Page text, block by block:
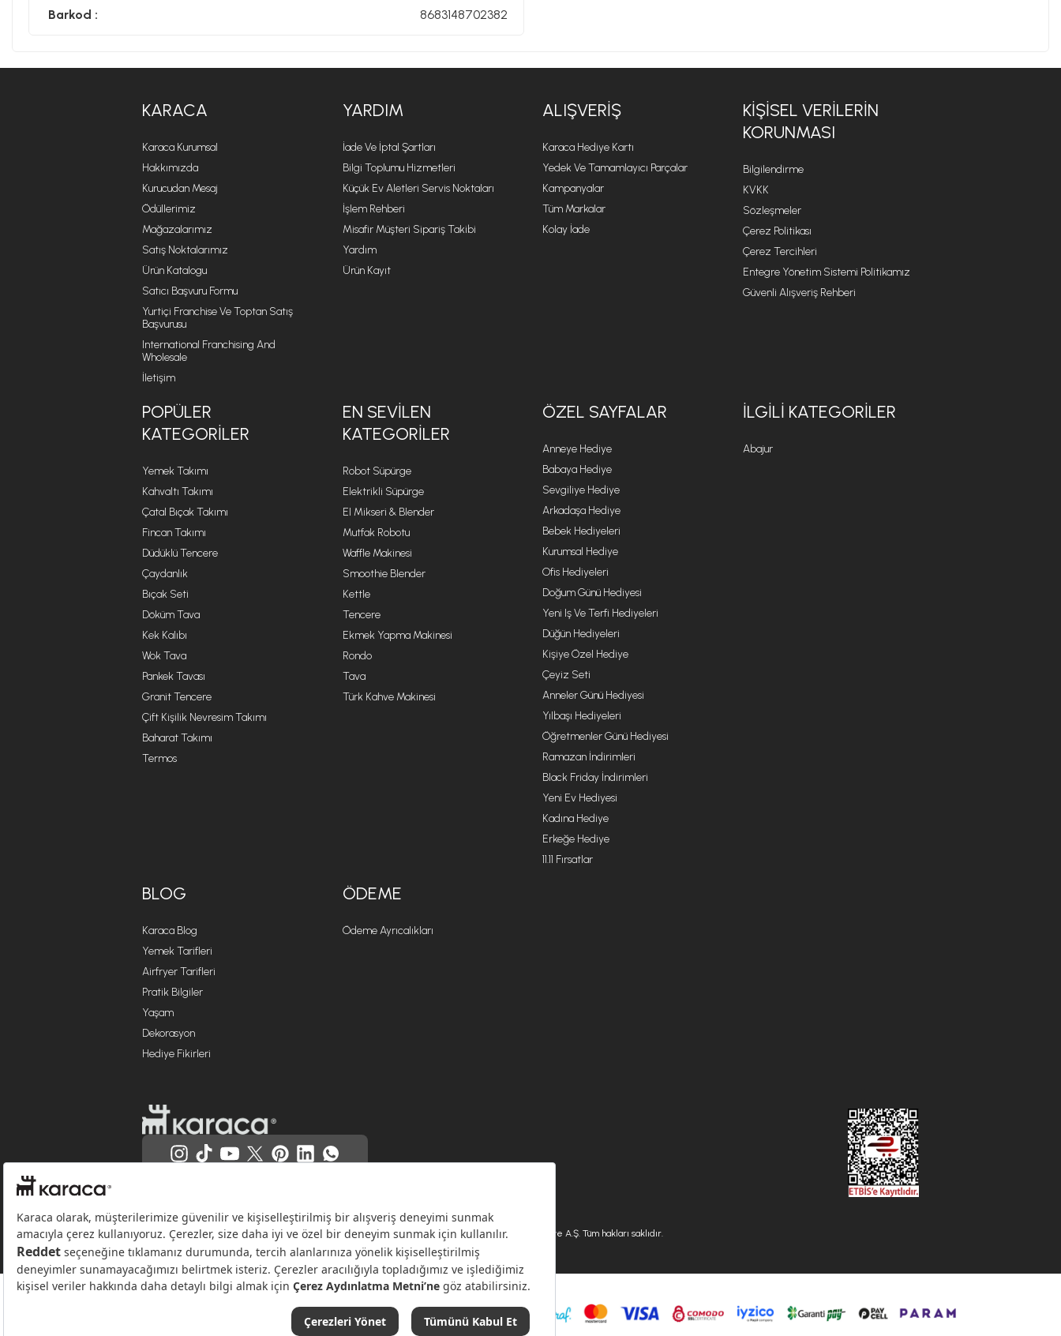
Barkod : 8683148702382
KARACA
Karaca Kurumsal
Hakkımızda
Kurucudan Mesaj
Ödüllerimiz
Mağazalarımız
Satış Noktalarımız
Ürün Katalogu
Satıcı Başvuru Formu
Yurtiçi Franchise Ve Toptan Satış
Başvurusu
International Franchising And
Wholesale
İletişim
YARDIM
İade Ve İptal Şartları
Bilgi Toplumu Hizmetleri
Küçük Ev Aletleri Servis Noktaları
İşlem Rehberi
Misafir Müşteri Sipariş Takibi
Yardım
Ürün Kayıt
ALIŞVERIŞ
Karaca Hediye Kartı
Yedek Ve Tamamlayıcı Parçalar
Kampanyalar
Tüm Markalar
Kolay İade
KIŞISEL VERILERIN
KORUNMASI
Bilgilendirme
KVKK
Sözleşmeler
Çerez Politikası
Çerez Tercihleri
Entegre Yönetim Sistemi Politikamız
Güvenli Alışveriş Rehberi
POPÜLER
KATEGORILER
Yemek Takımı
Kahvaltı Takımı
Çatal Bıçak Takımı
Fincan Takımı
Düdüklü Tencere
Çaydanlık
Bıçak Seti
Döküm Tava
Kek Kalıbı
Wok Tava
Pankek Tavası
Granit Tencere
Çift Kişilik Nevresim Takımı
Baharat Takımı
Termos
EN SEVILEN
KATEGORILER
Robot Süpürge
Elektrikli Süpürge
El Mikseri & Blender
Mutfak Robotu
Waffle Makinesi
Smoothie Blender
Kettle
Tencere
Ekmek Yapma Makinesi
Rondo
Tava
Türk Kahve Makinesi
ÖZEL SAYFALAR
Anneye Hediye
Babaya Hediye
Sevgiliye Hediye
Arkadaşa Hediye
Bebek Hediyeleri
Kurumsal Hediye
Ofis Hediyeleri
Doğum Günü Hediyesi
Yeni Iş Ve Terfi Hediyeleri
Düğün Hediyeleri
Kişiye Özel Hediye
Çeyiz Seti
Anneler Günü Hediyesi
Yılbaşı Hediyeleri
Öğretmenler Günü Hediyesi
Ramazan İndirimleri
Black Friday İndirimleri
Yeni Ev Hediyesi
Kadına Hediye
Erkeğe Hediye
11.11 Fırsatlar
İLGILI KATEGORILER
Abajur
BLOG
Karaca Blog
Yemek Tarifleri
Airfryer Tarifleri
Pratik Bilgiler
Yaşam
Dekorasyon
Hediye Fikirleri
ÖDEME
Ödeme Ayrıcalıkları
Karaca.com © 2026 - Karaca Züccaciye A.Ş. Tüm hakları saklıdır.